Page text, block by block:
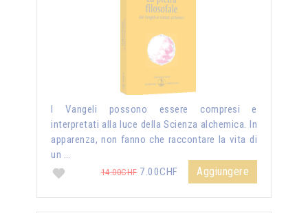
I Vangeli possono essere compresi e
interpretati alla luce della Scienza alchemica. In
apparenza, non fanno che raccontare la vita di
un …
14.00CHF7.00CHF Aggiungere